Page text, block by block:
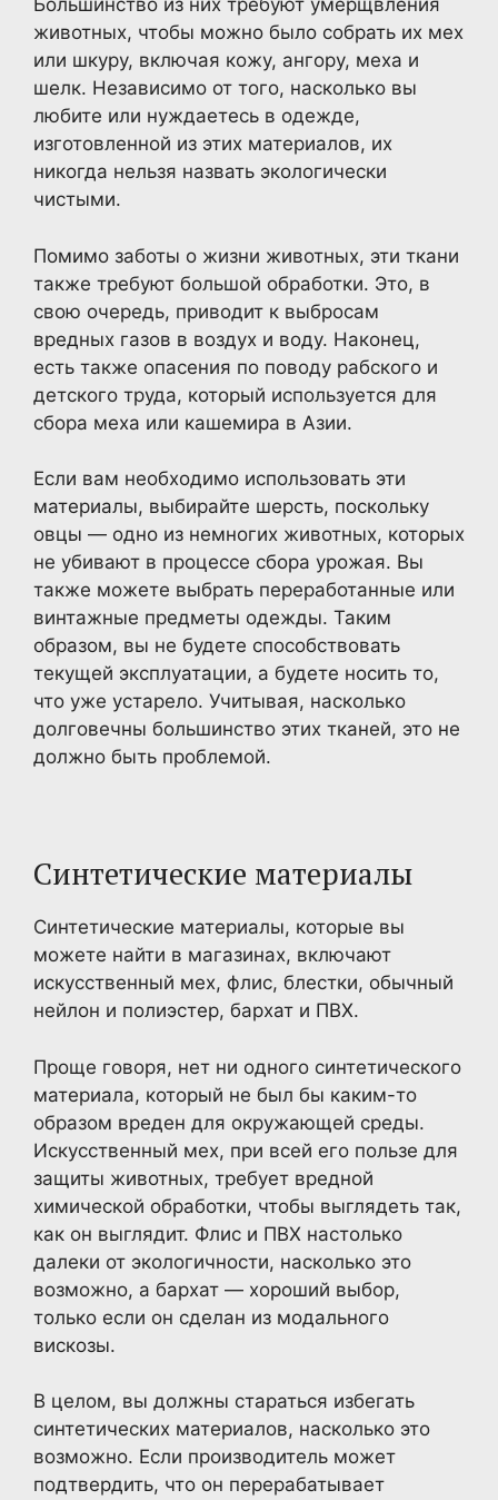
Большинство из них требуют умерщвления
животных, чтобы можно было собрать их мех
или шкуру, включая кожу, ангору, меха и
шелк. Независимо от того, насколько вы
любите или нуждаетесь в одежде,
изготовленной из этих материалов, их
никогда нельзя назвать экологически
чистыми.
Помимо заботы о жизни животных, эти ткани
также требуют большой обработки. Это, в
свою очередь, приводит к выбросам
вредных газов в воздух и воду. Наконец,
есть также опасения по поводу рабского и
детского труда, который используется для
сбора меха или кашемира в Азии.
Если вам необходимо использовать эти
материалы, выбирайте шерсть, поскольку
овцы — одно из немногих животных, которых
не убивают в процессе сбора урожая. Вы
также можете выбрать переработанные или
винтажные предметы одежды. Таким
образом, вы не будете способствовать
текущей эксплуатации, а будете носить то,
что уже устарело. Учитывая, насколько
долговечны большинство этих тканей, это не
должно быть проблемой.
Синтетические материалы
Синтетические материалы, которые вы
можете найти в магазинах, включают
искусственный мех, флис, блестки, обычный
нейлон и полиэстер, бархат и ПВХ.
Проще говоря, нет ни одного синтетического
материала, который не был бы каким-то
образом вреден для окружающей среды.
Искусственный мех, при всей его пользе для
защиты животных, требует вредной
химической обработки, чтобы выглядеть так,
как он выглядит. Флис и ПВХ настолько
далеки от экологичности, насколько это
возможно, а бархат — хороший выбор,
только если он сделан из модального
вискозы.
В целом, вы должны стараться избегать
синтетических материалов, насколько это
возможно. Если производитель может
подтвердить, что он перерабатывает